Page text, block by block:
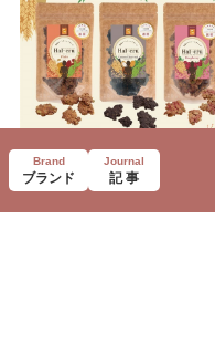
Brand
ブランド
Journal
記 事